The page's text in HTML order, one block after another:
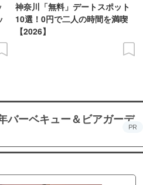
神奈川「無料」デートスポット
10選！0円で二人の時間を満喫
【2026】
バーベキュー＆ビアガーデ
PR